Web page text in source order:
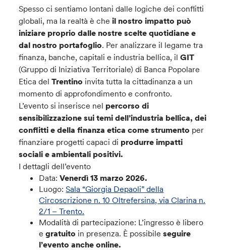
Spesso ci sentiamo lontani dalle logiche dei conflitti
globali, ma la realtà è cheil nostro impatto può
iniziare proprio dalle nostre scelte quotidiane e
dal nostro portafoglio. Per analizzare il legame tra
finanza, banche, capitali e industria bellica, ilGIT
(Gruppo di Iniziativa Territoriale) di Banca Popolare
Etica delTrentino invita tutta la cittadinanza a un
momento di approfondimento e confronto.
L’evento si inserisce nel percorso di
sensibilizzazione sui temi dell’industria bellica, dei
conflitti e della finanza etica come strumento per
finanziare progetti capaci di produrre impatti
sociali e ambientali positivi.
I dettagli dell’evento
Data: Venerdì 13 marzo 2026.
Luogo:Sala “Giorgia Depaoli” della
Circoscrizione n. 10 Oltrefersina, via Clarina n.
2/1 – Trento.
Modalità di partecipazione: L’ingresso è libero
egratuito in presenza. È possibileseguire
l’evento anche online.